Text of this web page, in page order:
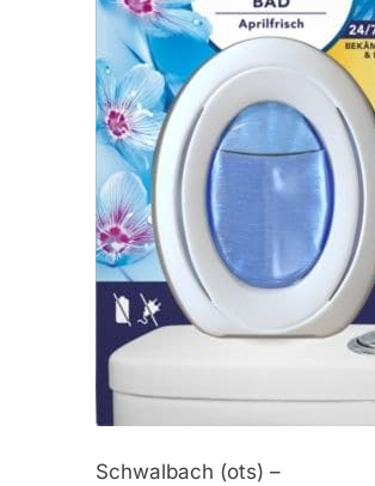
Schwalbach (ots) –